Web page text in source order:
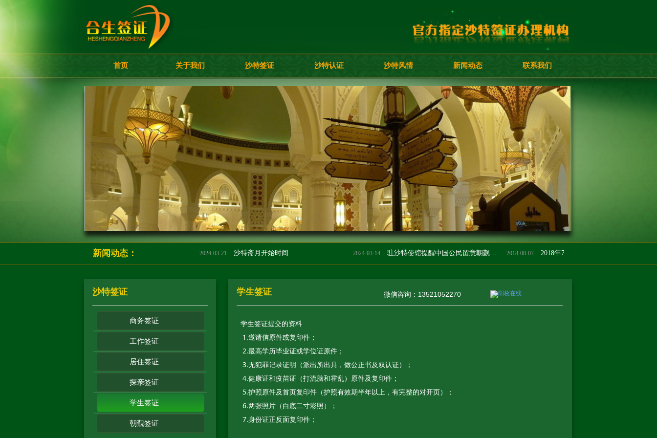
首页 关于我们 沙特签证 沙特认证 沙特风情 新闻动态 联系我们
新闻动态： 2024-03-21
沙特使馆开斋节假期 2024-03-14
沙特斋月开始时间 2018-08-07
驻沙特使馆提醒中国公民留意朝觐期间入境沙特的有关规定
沙特签证
商务签证
工作签证
居住签证
探亲签证
学生签证
朝觐签证
学生签证
学生签证提交的资料
1.邀请信原件或复印件；
2.最高学历毕业证或学位证原件；
3.无犯罪记录证明（派出所出具，做公正书及双认证）；
4.健康证和疫苗证（打流脑和霍乱）原件及复印件；
5.护照原件及首页复印件（护照有效期半年以上，有完整的对开页）；
6.两张照片（白底二寸彩照）；
7.身份证正反面复印件；
微信咨询：13521052270